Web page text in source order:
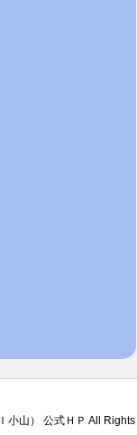
小山） 公式ＨＰ All Rights